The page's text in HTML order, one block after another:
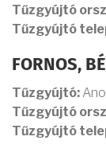
Tűzgyújtó
Tűzgyújtó
FORNOS,
Tűzgyújtó:
Tűzgyújtó
Tűzgyújtó